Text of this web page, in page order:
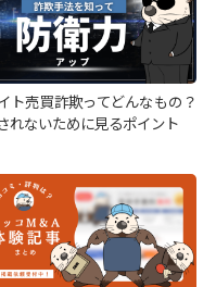
ト売買詐欺ってどんなもの？
れないために見るポイント